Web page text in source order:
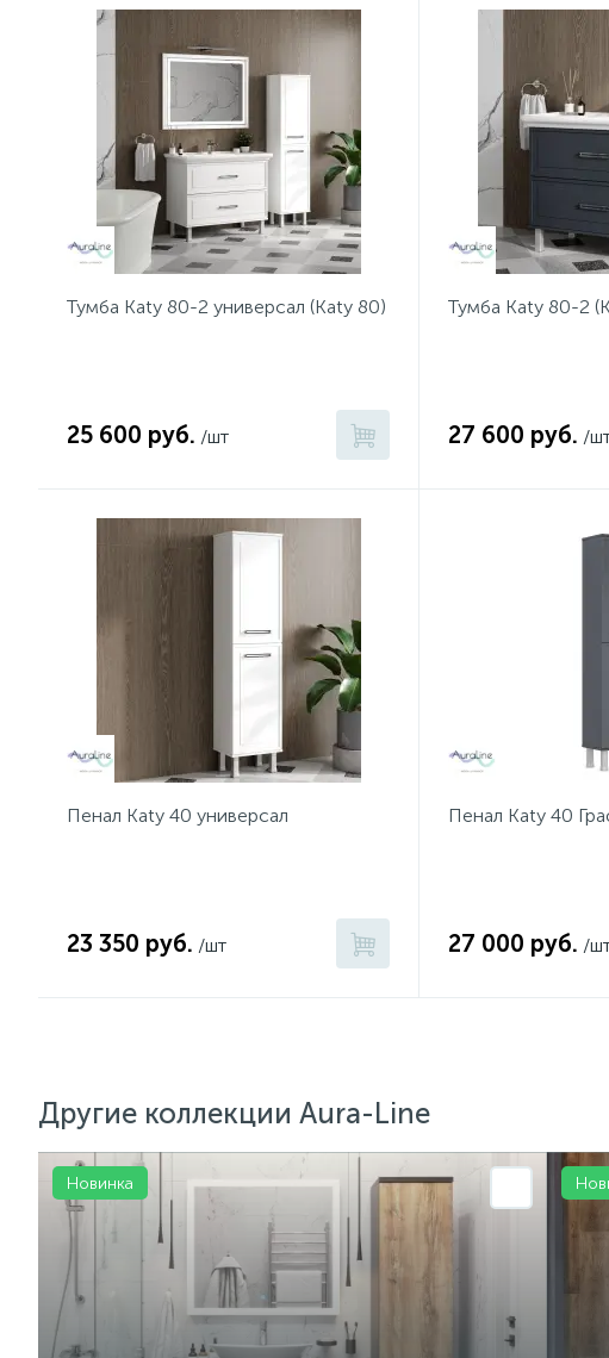
Тумба Katy 80-2 универсал (Katy 80)
25 600 руб. /шт
Тумба Katy 80-2
27 600 руб. /
Пенал Katy 40 универсал
23 350 руб. /шт
Пенал Katy 40
27 000 руб. /
Другие коллекции Aura-Line
Новинка